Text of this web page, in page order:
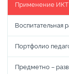
Применение ИКТ
Воспитательная
Портфолио
Предметно –